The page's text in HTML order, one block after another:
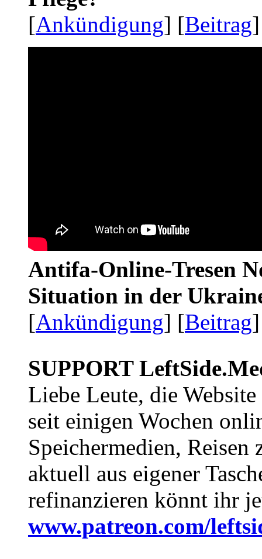
[Ankündigung] [Beitrag
Antifa-Online-Tresen
Situation in der
[Ankündigung] [Beitrag
SUPPORT
Liebe Leute, die Website
seit einigen Wochen
Speichermedien, Reisen
aktuell aus eigener
refinanzieren könnt ihr
www.patreon.com/